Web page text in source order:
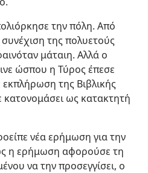
την πόλη. Από
της πολυετούς
μάταιη. Αλλά ο
ώσπου η Τύρος έπεσε
της Βιβλικής
κατονομάσει ως κατακτητή
νέα ερήμωση για την
η ερήμωση αφορούσε τη
να την προσεγγίσει, ο